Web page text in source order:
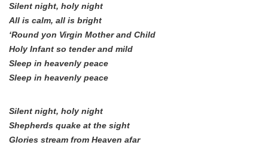
Silent night, holy night
All is calm, all is bright
‘Round yon Virgin Mother and Child
Holy Infant so tender and mild
Sleep in heavenly peace
Sleep in heavenly peace
Silent night, holy night
Shepherds quake at the sight
Glories stream from Heaven afar